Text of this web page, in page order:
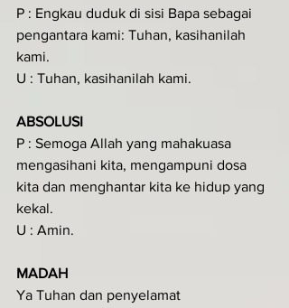
P : Engkau duduk di sisi Bapa sebagai
pengantara kami: Tuhan, kasihanilah
kami.
U : Tuhan, kasihanilah kami.
ABSOLUSI
P : Semoga Allah yang mahakuasa
mengasihani kita, mengampuni dosa
kita dan menghantar kita ke hidup yang
kekal.
U : Amin.
MADAH
Ya Tuhan dan penyelamat